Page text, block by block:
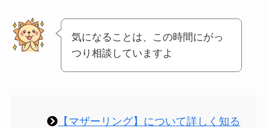
気になることは、この時間にがっ
つり相談していますよ
【マザーリング】について詳しく知る